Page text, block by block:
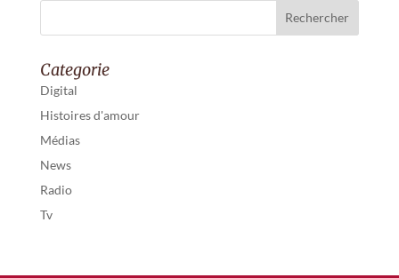
Categorie
Digital
Histoires d'amour
Médias
News
Radio
Tv